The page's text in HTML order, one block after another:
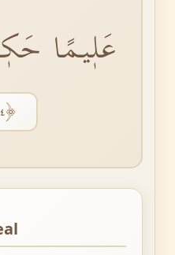
عَلٖيمًا
﴿١٠٤﴾